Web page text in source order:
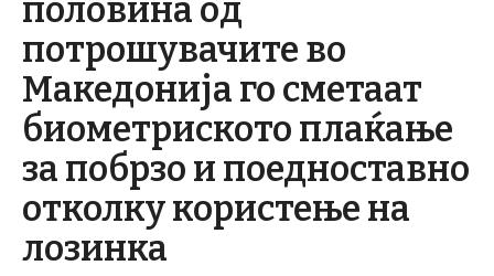
половина од
потрошувачите во
Македонија го сметаат
биометриското плаќање
за побрзо и поедноставно
отколку користење на
лозинка